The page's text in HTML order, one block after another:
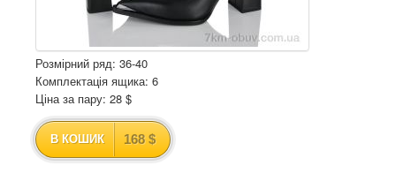
Розмірний ряд: 36-40
Комплектація ящика: 6
Ціна за пару: 28 $
В КОШИК 168 $